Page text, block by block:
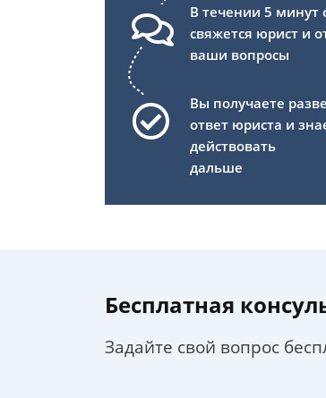
В течении 5 минут
свяжется юрист и
ваши вопросы
Вы получаете
ответ юриста и
действовать
дальше
Бесплатная
Задайте свой вопрос